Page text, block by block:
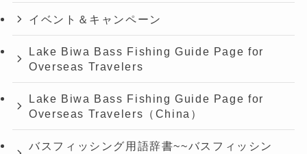
イベント＆キャンペーン
Lake Biwa Bass Fishing Guide Page for
Overseas Travelers
Lake Biwa Bass Fishing Guide Page for
Overseas Travelers（China）
バスフィッシング用語辞書~~バスフィッシン